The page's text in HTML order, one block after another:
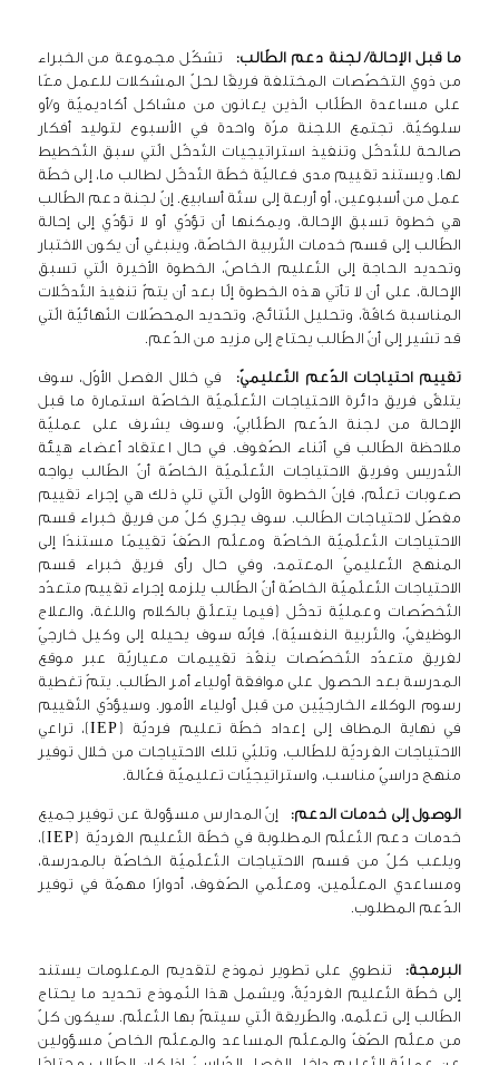
ما قبل الإحالة/ لجنة دعم الطّالب: تشكّل مجموعة من الخبراء
من ذوي التخصّصات المختلفة فريقًا لحلّ المشكلات للعمل معًا
على مساعدة الطّلّاب الّذين يعانون من مشاكل أكاديميّة و/أو
سلوكيّة. تجتمع اللجنة مرّة واحدة في الأسبوع لتوليد أفكار
صالحة للتّدخّل وتنفيذ استراتيجيات التّدخّل الّتي سبق التّخطيط
لها. ويستند تقييم مدى فعاليّة خطّة التّدخّل لطالب ما، إلى خطّة
عمل من أسبوعين، أو أربعة إلى ستّة أسابيع. إنّ لجنة دعم الطّالب
هي خطوة تسبق الإحالة، ويمكنها أن تؤدّي أو لا تؤدّي إلى إحالة
الطّالب إلى قسم خدمات التّربية الخاصّة، وينبغي أن يكون الاختبار
وتحديد الحاجة إلى التّعليم الخاصّ، الخطوة الأخيرة الّتي تسبق
الإحالة، على أن لا تأتي هذه الخطوة إلّا بعد أن يتمّ تنفيذ التّدخّلات
المناسبة كافّةً، وتحليل النّتائج، وتحديد المحصّلات النّهائيّة الّتي
قد تشير إلى أنّ الطّالب يحتاج إلى مزيد من الدّعم.
تقييم احتياجات الدّعم التّعليميّ: في خلال الفصل الأوّل، سوف
يتلقّى فريق دائرة الاحتياجات التّعلّميّة الخاصّة استمارة ما قبل
الإحالة من لجنة الدّعم الطّلّابيّ، وسوف يشرف على عمليّة
ملاحظة الطّالب في أثناء الصّفوف. في حال اعتقاد أعضاء هيئة
التّدريس وفريق الاحتياجات التّعلّميّة الخاصّة أنّ الطّالب يواجه
صعوبات تعلّم، فإنّ الخطوة الأولى الّتي تلي ذلك هي إجراء تقييم
مفصّل لاحتياجات الطّالب. سوف يجري كلّ من فريق خبراء قسم
الاحتياجات التّعلّميّة الخاصّة ومعلّم الصّفّ تقييمًا مستندًا إلى
المنهج التّعليميّ المعتمد، وفي حال رأى فريق خبراء قسم
الاحتياجات التّعلّميّة الخاصّة أنّ الطّالب يلزمه إجراء تقييم متعدّد
التّخصّصات وعمليّة تدخّل (فيما يتعلّق بالكلام واللغة، والعلاج
الوظيفيّ، والتّربية النفسيّة)، فإنّه سوف يحيله إلى وكيل خارجيّ
لفريق متعدّد التّخصّصات ينفّذ تقييمات معياريّة عبر موقع
المدرسة بعد الحصول على موافقة أولياء أمر الطّالب. يتمّ تغطية
رسوم الوكلاء الخارجيّين من قبل أولياء الأمور. وسيؤدّي التّقييم
في نهاية المطاف إلى إعداد خطّة تعليم فرديّة (IEP)، تراعي
الاحتياجات الفرديّة للطّالب، وتلبّي تلك الاحتياجات من خلال توفير
منهج دراسيّ مناسب، واستراتيجيّات تعليميّة فعّالة.
الوصول إلى خدمات الدعم: إنّ المدارس مسؤولة عن توفير جميع
خدمات دعم التّعلّم المطلوبة في خطّة التّعليم الفرديّة (IEP)،
ويلعب كلّ من قسم الاحتياجات التّعلّميّة الخاصّة بالمدرسة،
ومساعدي المعلّمين، ومعلّمي الصّفوف، أدوارًا مهمّة في توفير
الدّعم المطلوب.
البرمجة: تنطوي على تطوير نموذج لتقديم المعلومات يستند
إلى خطّة التّعليم الفرديّةّ، ويشمل هذا النّموذج تحديد ما يحتاج
الطّالب إلى تعلّمه، والطّريقة الّتي سيتمّ بها التّعلّم. سيكون كلّ
من معلّم الصّفّ والمعلّم المساعد والمعلّم الخاصّ مسؤولين